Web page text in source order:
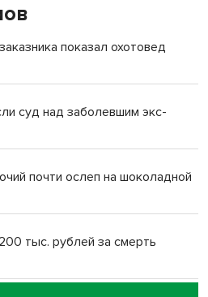
показал охотовед
суд над заболевшим экс-
почти ослеп на шоколадной
тыс. рублей за смерть